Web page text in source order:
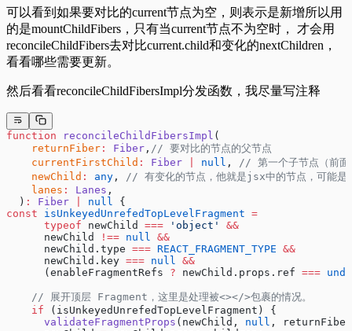
可以看到如果要对比的current节点为空，则表示是新增所以用
的是mountChildFibers，只有当current节点不为空时， 才会用
reconcileChildFibers去对比current.child和变化的nextChildren，
看看哪些需要更新。
然后看看reconcileChildFibersImpl分发函数，我尽量写注释
function reconcileChildFibersImpl (
    returnFiber
: Fiber , // 要对比的节点的父节点
    currentFirstChild
: Fiber null , // 第一个子节点（前面
    newChild
: any , // 有变化的节点，他就是jsx中的节点，可能
    lanes
: Lanes ,
  )
: Fiber null {
const isUnkeyedUnrefedTopLevelFragment =
      typeof
newChild === 'object'
&&
      newChild
!== null &&
      newChild.type
=== REACT_FRAGMENT_TYPE &&
      newChild.key
=== null &&
      (enableFragmentRefs
? newChild.props.ref ===
    // 展开顶层 Fragment，这里是处理被<></>包裹的情况。
    if
(isUnkeyedUnrefedTopLevelFragment) {
      validateFragmentProps
(newChild, null ,